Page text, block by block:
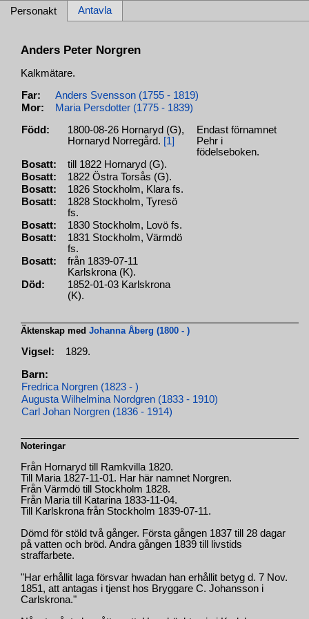
Personakt Antavla
Anders Peter Norgren
Kalkmätare.
Far:
Anders Svensson (1755 - 1819)
Mor:
Maria Persdotter (1775 - 1839)
Född:
1800-08-26 Hornaryd (G),
Hornaryd Norregård. [1]
Endast förnamnet
Pehr i
födelseboken.
Bosatt:
till 1822 Hornaryd (G).
Bosatt:
1822 Östra Torsås (G).
Bosatt:
1826 Stockholm, Klara fs.
Bosatt:
1828 Stockholm, Tyresö
fs.
Bosatt:
1830 Stockholm, Lovö fs.
Bosatt:
1831 Stockholm, Värmdö
fs.
Bosatt:
från 1839-07-11
Karlskrona (K).
Död:
1852-01-03 Karlskrona
(K).
Äktenskap medJohanna Åberg (1800 - )
Vigsel: 1829.
Barn:
Fredrica Norgren (1823 - )
Augusta Wilhelmina Nordgren (1833 - 1910)
Carl Johan Norgren (1836 - 1914)
Noteringar
Från Hornaryd till Ramkvilla 1820.
Till Maria 1827-11-01. Har här namnet Norgren.
Från Värmdö till Stockholm 1828.
Från Maria till Katarina 1833-11-04.
Till Karlskrona från Stockholm 1839-07-11.
Dömd för stöld två gånger. Första gången 1837 till 28 dagar
på vatten och bröd. Andra gången 1839 till livstids
straffarbete.
"Har erhållit laga försvar hwadan han erhållit betyg d. 7 Nov.
1851, att antagas i tjenst hos Bryggare C. Johansson i
Carlskrona."